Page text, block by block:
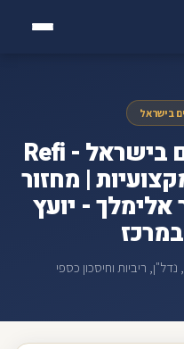
בישראל
ארכיון ריבית הפריים בישראל - Refi
| מחזור
- יועץ
ריביות וחיסכון כספי